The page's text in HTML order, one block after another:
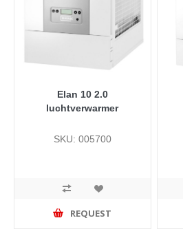
Elan 10 2.0
luchtverwarmer
SKU: 005700
REQUEST